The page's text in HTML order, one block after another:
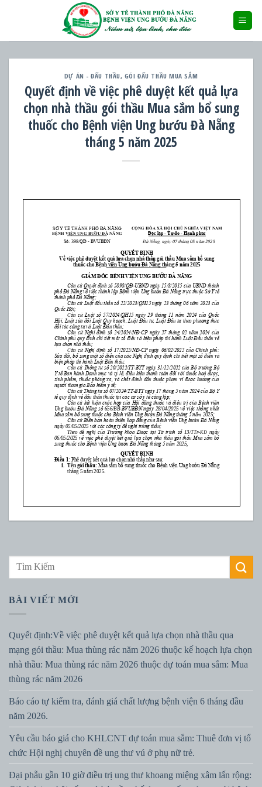
DỰ ÁN - ĐẤU THẦU, GÓI ĐẤU THẦU MUA SẮM
Quyết định về việc phê duyệt kết quả lựa
chọn nhà thầu gói thầu Mua sắm bổ sung
thuốc cho Bệnh viện Ung bướu Đà Nẵng
tháng 5 năm 2025
BÀI VIẾT MỚI
Quyết định:Về việc phê duyệt kết quả lựa chọn nhà thầu qua
mạng gói thầu: Mua thùng rác năm 2026 thuộc kế hoạch lựa chọn
nhà thầu: Mua thùng rác năm 2026 thuộc dự toán mua sắm: Mua
thùng rác năm 2026
Báo cáo tự kiểm tra, đánh giá chất lượng bệnh viện 6 tháng đầu
năm 2026.
Yêu cầu báo giá cho KHLCNT dự toán mua sắm: Thuê đơn vị tổ
chức Hội nghị chuyên đề ung thư vú ở phụ nữ trẻ.
Đại phẫu gần 10 giờ điều trị ung thư khoang miệng xâm lấn rộng: